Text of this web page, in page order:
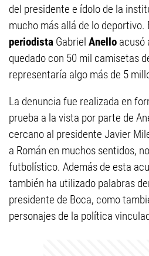
del presidente e ídolo de la
mucho más allá de lo deportivo.
periodista Gabriel Anello acusó
quedado con 50 mil camisetas
representaría algo más de 5
La denuncia fue realizada en
prueba a la vista por parte de
cercano al presidente Javier
a Román en muchos sentidos,
futbolístico. Además de esta
también ha utilizado palabras
presidente de Boca, como
personajes de la política